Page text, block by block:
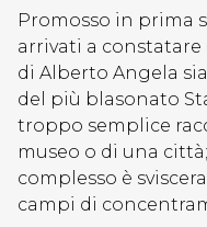
Promosso in prima
arrivati a
di Alberto Angela
del più blasonato
troppo semplice
museo o di una
complesso è
campi di